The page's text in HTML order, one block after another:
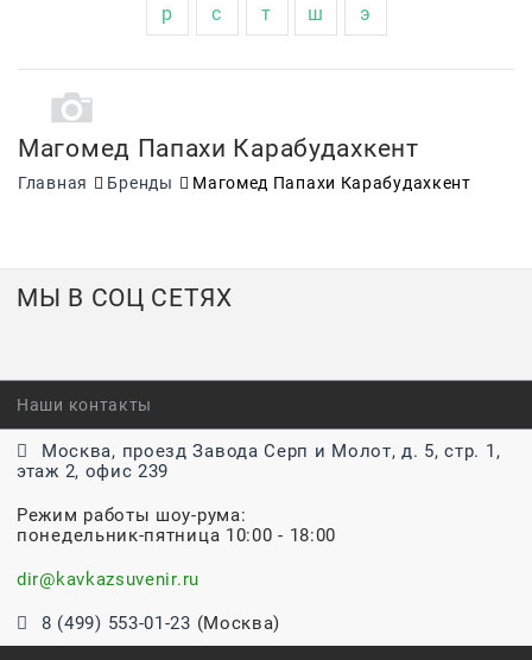
р с т ш э
Магомед Папахи Карабудахкент
Главная Бренды Магомед Папахи Карабудахкент
МЫ В СОЦ СЕТЯХ
Наши контакты
Москва, проезд Завода Серп и Молот, д. 5, стр. 1,
этаж 2, офис 239
Режим работы шоу-рума:
понедельник-пятница 10:00 - 18:00
dir@kavkazsuvenir.ru
8 (499) 553-01-23 (Москва)